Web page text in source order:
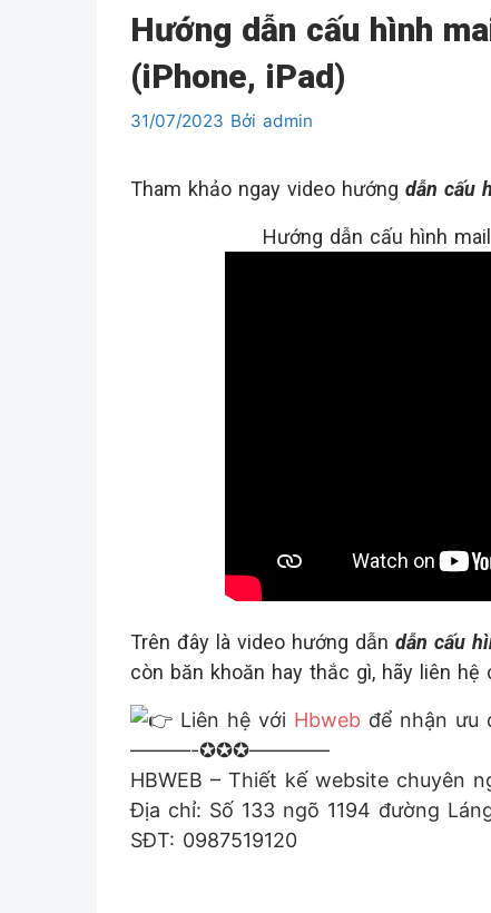
Hướng dẫn cấu hình
(iPhone, iPad)
31/07/2023 Bởi admin
Tham khảo ngay video hướng dẫn cấu
Hướng dẫn cấu hình
Trên đây là video hướng dẫn dẫn cấu
còn băn khoăn hay thắc gì, hãy liên
Liên hệ với Hbweb để nhận ưu
———-✪✪✪————
HBWEB – Thiết kế website chuyên
Địa chỉ: Số 133 ngõ 1194 đường
SĐT: 0987519120